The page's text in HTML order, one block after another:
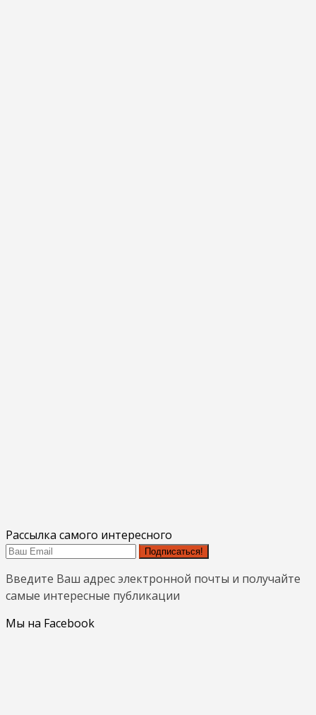
Рассылка самого интересного
Подписаться!
Введите Ваш адрес электронной почты и получайте
самые интересные публикации
Мы на Facebook